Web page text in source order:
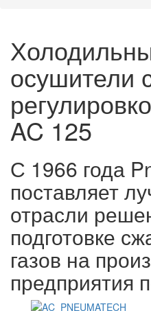
осушители
AC 125
С 1966 года
поставляет
отрасли
подготовке
газов на
предприятия